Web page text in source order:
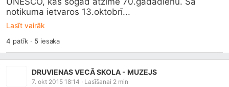
notikuma ietvaros 13.oktobrī...
Lasīt vairāk
4 patīk · 5iesaka
DRUVIENAS VECĀ SKOLA - MUZEJS
7. okt 2015 18:14 · Lasīšanai 2 min